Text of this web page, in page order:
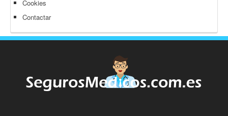
Cookies
Contactar